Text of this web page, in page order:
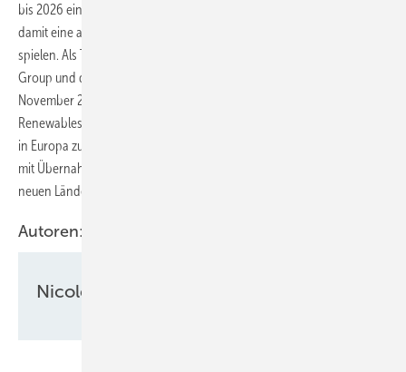
bis 2026 ein Portfolio von 2 GW installierter Leistung zu erreichen und
damit eine aktive Rolle bei der europäischen Energiewende zu
spielen. Als Teil dieser übergreifenden Strategie gründeten die MET
Group und die in Singapur ansässige Keppel Infrastructure im
November 2022 ein gemeinsames Unternehmen, Keppel MET
Renewables, um Möglichkeiten im Bereich der erneuerbaren Energien
in Europa zu verfolgen. Im vergangenen Jahr konnte die MET Group
mit Übernahmen in Spanien, Italien, Polen und Rumänien in vier
neuen Ländern in den Markt für erneuerbare Energien einsteigen.
Autoren:
Nicole Weinhold